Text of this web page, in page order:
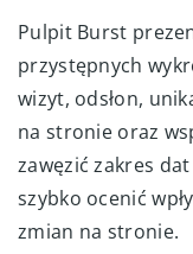
Pulpit Burst
przystępnych
wizyt, odsłon,
na stronie oraz
zawęzić zakres
szybko ocenić
zmian na stronie.